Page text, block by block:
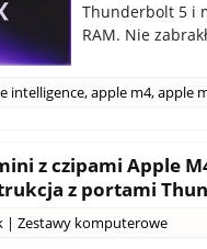
Thunderbolt 5 i
RAM. Nie
intelligence,apple m4,apple
z czipami Apple
z portami
| Zestawy komputerowe